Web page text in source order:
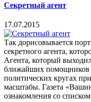
Секретный агент
17.07.2015
Так дорисовывается
секретного агента,
Агента, который
ближайших
политических кругах
масштабы. Газета
ознакомления со